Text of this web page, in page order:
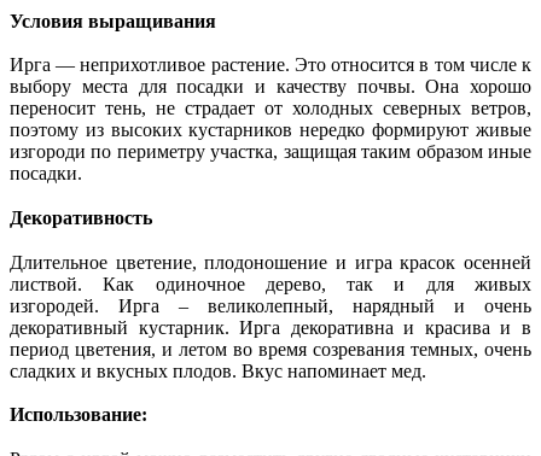
Условия выращивания
Ирга — неприхотливое растение. Это относится в том числе к
выбору места для посадки и качеству почвы. Она хорошо
переносит тень, не страдает от холодных северных ветров,
поэтому из высоких кустарников нередко формируют живые
изгороди по периметру участка, защищая таким образом иные
посадки.
Декоративность
Длительное цветение, плодоношение и игра красок осенней
листвой. Как одиночное дерево, так и для живых
изгородей. Ирга – великолепный, нарядный и очень
декоративный кустарник. Ирга декоративна и красива и в
период цветения, и летом во время созревания темных, очень
сладких и вкусных плодов. Вкус напоминает мед.
Использование: